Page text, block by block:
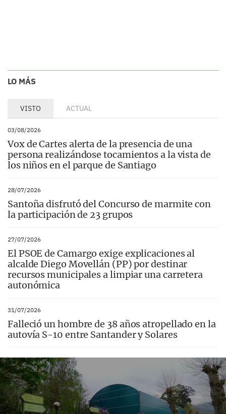
LO MÁS
VISTO ACTUAL
03/08/2026
Vox de Cartes alerta de la presencia de una
persona realizándose tocamientos a la vista de
los niños en el parque de Santiago
28/07/2026
Santoña disfrutó del Concurso de marmite con
la participación de 23 grupos
27/07/2026
El PSOE de Camargo exige explicaciones al
alcalde Diego Movellán (PP) por destinar
recursos municipales a limpiar una carretera
autonómica
31/07/2026
Falleció un hombre de 38 años atropellado en la
autovía S-10 entre Santander y Solares